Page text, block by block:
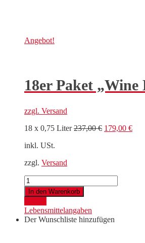
Angebot!
18er Paket „Wine
zzgl. Versand
18 x 0,75 Liter237,00€ 179,00 €
inkl. USt.
zzgl. Versand
18er
Paket
"Wine
Lovers
Box"
Menge
In den Warenkorb
Lebensmittelangaben
Der Wunschliste hinzufügen